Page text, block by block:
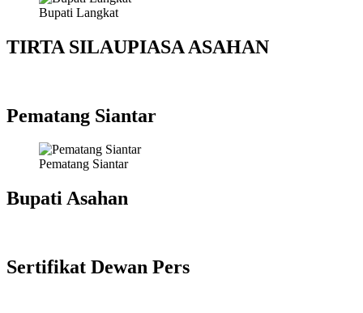
Bupati Langkat
TIRTA SILAUPIASA ASAHAN
Pematang Siantar
Pematang Siantar
Bupati Asahan
Sertifikat Dewan Pers